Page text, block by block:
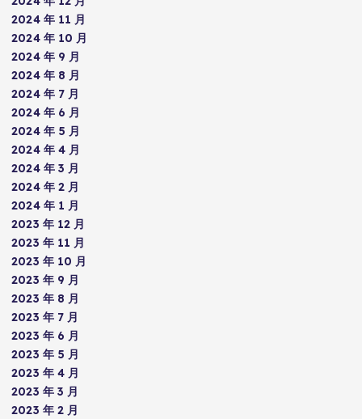
2024 年 11 月
2024 年 10 月
2024 年 9 月
2024 年 8 月
2024 年 7 月
2024 年 6 月
2024 年 5 月
2024 年 4 月
2024 年 3 月
2024 年 2 月
2024 年 1 月
2023 年 12 月
2023 年 11 月
2023 年 10 月
2023 年 9 月
2023 年 8 月
2023 年 7 月
2023 年 6 月
2023 年 5 月
2023 年 4 月
2023 年 3 月
2023 年 2 月